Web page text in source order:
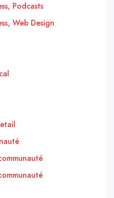
Podcasts
Web Design